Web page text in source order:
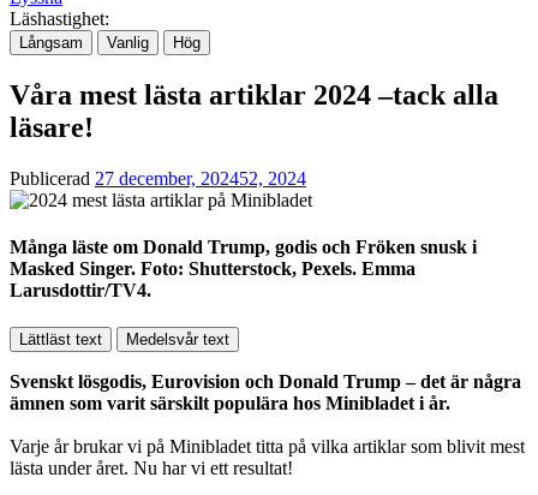
Läshastighet:
Långsam Vanlig Hög
Våra mest lästa artiklar 2024 –tack alla
läsare!
Publicerad 27 december, 202452, 2024
Många läste om Donald Trump, godis och Fröken snusk i
Masked Singer. Foto: Shutterstock, Pexels. Emma
Larusdottir/TV4.
Lättläst text Medelsvår text
Svenskt lösgodis, Eurovision och Donald Trump – det är några
ämnen som varit särskilt populära hos Minibladet i år.
Varje år brukar vi på Minibladet titta på vilka artiklar som blivit mest
lästa under året. Nu har vi ett resultat!